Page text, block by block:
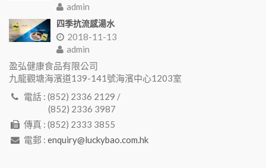
admin
四季抗流感湯水
2018-11-13
admin
盈弘健康食品有限公司
九龍觀塘海濱道139-141號海濱中心1203室
電話 : (852) 2336 2129 /
(852) 2336 3987
傳真 : (852) 2333 3855
電郵 : enquiry@luckybao.com.hk